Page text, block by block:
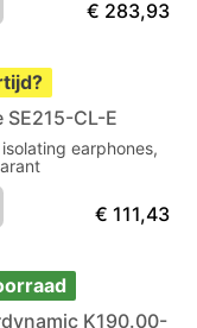
€ 283,93
SE215-CL-E
earphones,
€ 111,43
K190.00-